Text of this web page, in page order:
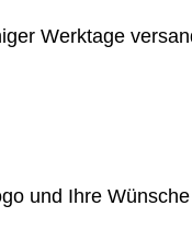
Werktage
und Ihre